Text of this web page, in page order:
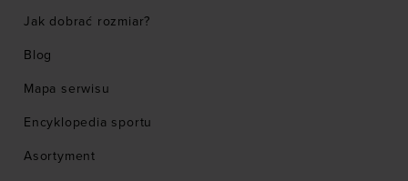
Jak dobrać rozmiar?
Blog
Mapa serwisu
Encyklopedia sportu
Asortyment